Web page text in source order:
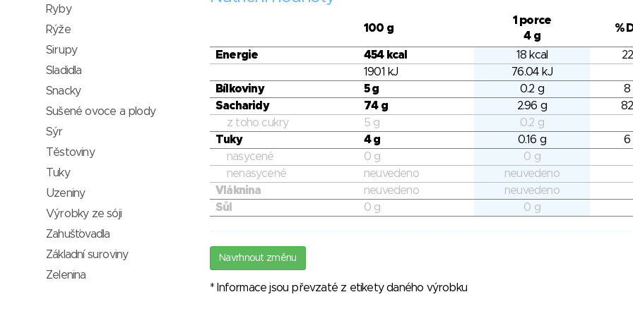
100 g
1 porce
4 g
%
Energie 454 kcal 18 kcal
1901 kJ
76.04 kJ
Bílkoviny
5 g 0.2 g
8
Sacharidy
74 g 2.96 g
z toho cukry
5 g
0.2 g
Tuky
4 g 0.16 g
6
nasycené
0 g
0 g
nenasycené
neuvedeno
neuvedeno
Vláknina
neuvedeno
neuvedeno
Sůl
0 g 0 g
Navrhnout změnu
* Informace jsou převzaté z etikety daného výrobku
Ryby
Rýže
Sirupy
Sladidla
Snacky
Sušené ovoce a plody
Sýr
Těstoviny
Tuky
Uzeniny
Výrobky ze sóji
Zahušťovadla
Základní suroviny
Zelenina